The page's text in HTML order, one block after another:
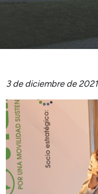
3 de diciembre de 2021